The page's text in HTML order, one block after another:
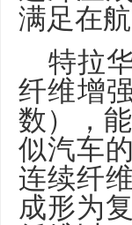
满足在
特拉
纤维增
数），
似汽车
连续纤
成形为